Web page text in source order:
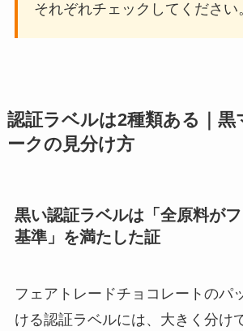
それぞれチェックしてください
認証ラベルは2種類ある｜黒
ークの見分け方
黒い認証ラベルは「全原料が
基準」を満たした証
フェアトレードチョコレートのパ
ける認証ラベルには、大きく分け